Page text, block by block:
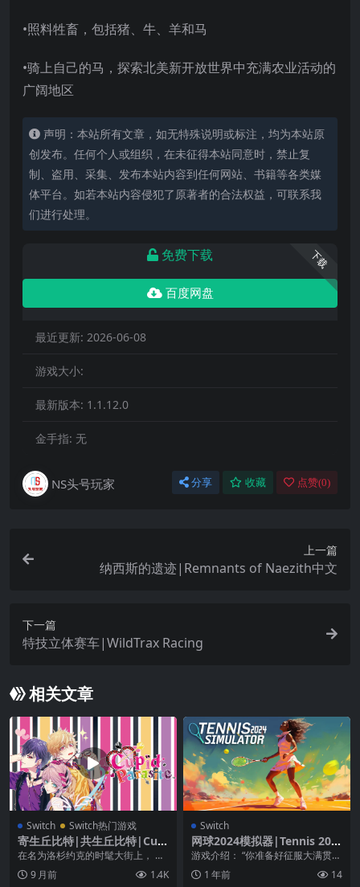
•照料牲畜，包括猪、牛、羊和马
•骑上自己的马，探索北美新开放世界中充满农业活动的
广阔地区
声明：本站所有文章，如无特殊说明或标注，均为本站原
创发布。任何个人或组织，在未征得本站同意时，禁止复
制、盗用、采集、发布本站内容到任何网站、书籍等各类媒
体平台。如若本站内容侵犯了原著者的合法权益，可联系我
们进行处理。
下载
免费下载
百度网盘
最近更新: 2026-06-08
游戏大小:
最新版本: 1.1.12.0
金手指: 无
NS头号玩家 分享 收藏 点赞(0)
上一篇
纳西斯的遗迹|Remnants of Naezith中文
下一篇
特技立体赛车|WildTrax Racing
相关文章
Switch Switch热门游戏
寄生丘比特|共生丘比特|Cupi
d Parasite中文
在名为洛杉约克的时髦大街上， 有
一所大型婚介公司——《Cupid Cor
pora...
9 月前 1.4K
Switch
网球2024模拟器|Tennis 202
4 Simulator
游戏介绍： “你准备好征服大满贯冠
军，成为网球传奇了吗？” 潜入令人
兴奋的《网球...
1 年前 14